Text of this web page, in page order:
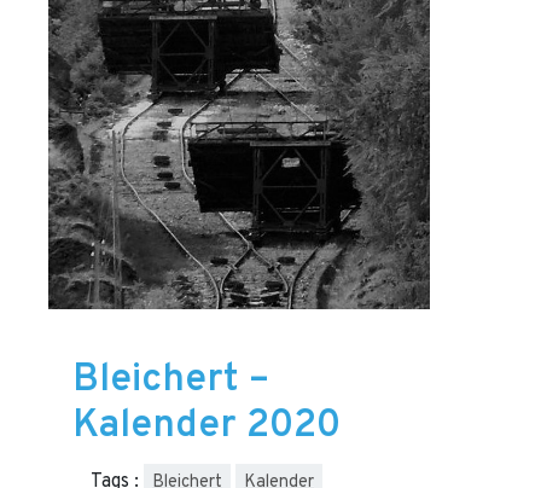
Bleichert –
Kalender 2020
Tags : Bleichert Kalender